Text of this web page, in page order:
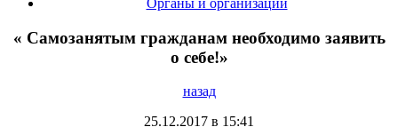
Органы и организации
« Самозанятым гражданам необходимо заявить
о себе!»
назад
25.12.2017 в 15:41